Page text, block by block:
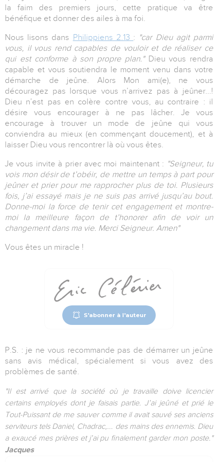
la faim des premiers jours, cette pratique va être
bénéfique et donner des ailes à ma foi.
Nous lisons dans Philippiens 2.13 : "car Dieu agit parmi
vous, il vous rend capables de vouloir et de réaliser ce
qui est conforme à son propre plan."Dieu vous rendra
capable et vous soutiendra le moment venu dans votre
démarche de jeûne. Alors Mon ami(e), ne vous
découragez pas lorsque vous n’arrivez pas à jeûner...!
Dieu n’est pas en colère contre vous, au contraire : il
désire vous encourager à ne pas lâcher. Je vous
encourage à trouver un mode de jeûne qui vous
conviendra au mieux (en commençant doucement), et à
laisser Dieu vous rencontrer là où vous êtes.
Je vous invite à prier avec moi maintenant : "Seigneur, tu
vois mon désir de t’obéir, de mettre un temps à part pour
jeûner et prier pour me rapprocher plus de toi. Plusieurs
fois, j’ai essayé mais je ne suis pas arrivé jusqu’au bout.
Donne-moi la force de tenir cet engagement et montre-
moi la meilleure façon de t’honorer afin de voir un
changement dans ma vie. Merci Seigneur. Amen"
Vous êtes un miracle !
S'abonner à l'auteur
P.S. : je ne vous recommande pas de démarrer un jeûne
sans avis médical, spécialement si vous avez des
problèmes de santé.
"Il est arrivé que la société où je travaille doive licencier
certains employés dont je faisais partie. J’ai jeûné et prié le
Tout-Puissant de me sauver comme il avait sauvé ses anciens
serviteurs tels Daniel, Chadrac,... des mains des ennemis. Dieu
a exaucé mes prières et j’ai pu finalement garder mon poste."
Jacques